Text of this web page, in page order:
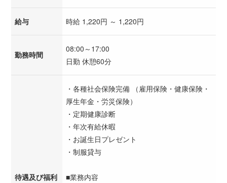
給与 時給 1,220円 ～ 1,220円
勤務時間
08:00～17:00
日勤 休憩60分
待遇及び福利
・各種社会保険完備 （雇用保険・健康保険・
厚生年金・労災保険）
・定期健康診断
・年次有給休暇
・お誕生日プレゼント
・制服貸与
■業務内容